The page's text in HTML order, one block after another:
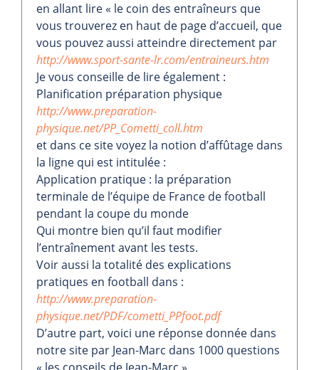
en allant lire « le coin des entraîneurs que
vous trouverez en haut de page d’accueil, que
vous pouvez aussi atteindre directement par
http://www.sport-sante-lr.com/entraineurs.htm
Je vous conseille de lire également :
Planification préparation physique
http://www.preparation-
physique.net/PP_Cometti_coll.htm
et dans ce site voyez la notion d’affûtage dans
la ligne qui est intitulée :
Application pratique : la préparation
terminale de l’équipe de France de football
pendant la coupe du monde
Qui montre bien qu’il faut modifier
l’entraînement avant les tests.
Voir aussi la totalité des explications
pratiques en football dans :
http://www.preparation-
physique.net/PDF/cometti_PPfoot.pdf
D’autre part, voici une réponse donnée dans
notre site par Jean-Marc dans 1000 questions